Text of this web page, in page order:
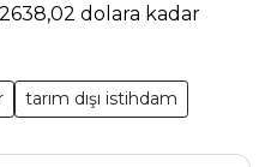
dolara kadar
tarım dışı istihdam